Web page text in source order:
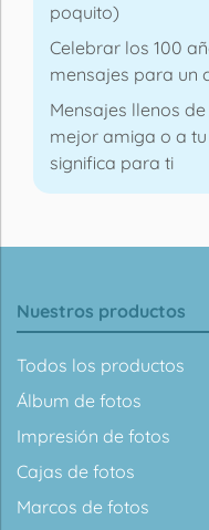
poquito)
Celebrar los 100
mensajes para un
Mensajes llenos
mejor amiga o a
significa para ti
Nuestros productos
Todos los productos
Álbum de fotos
Impresión de fotos
Cajas de fotos
Marcos de fotos